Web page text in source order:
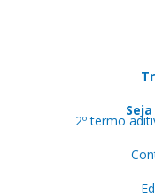
2º termo